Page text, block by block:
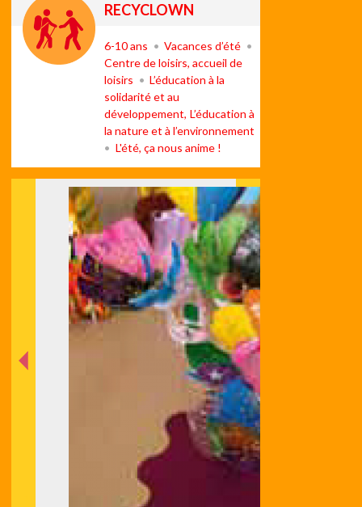
RECYCLOWN
6-10 ans
Vacances d’été
Centre de loisirs, accueil de
loisirs
L’éducation à la
solidarité et au
développement L’éducation à
la nature et à l’environnement
L'été, ça nous anime !
Suiv
ant